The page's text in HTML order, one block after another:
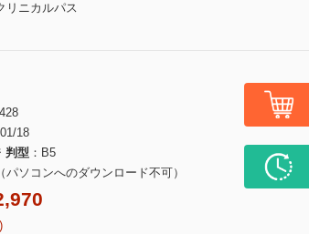
リニカルパス
18
判型
B5
パソコンへのダウンロード不可）